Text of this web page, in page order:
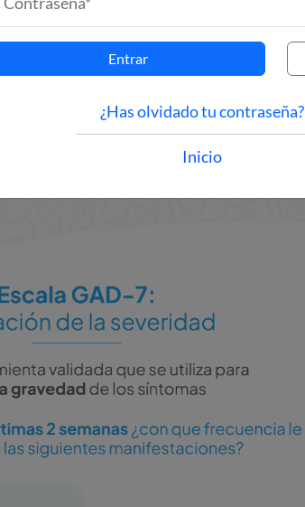
Entrar
¿Has olvidado tu contraseña?
Inicio